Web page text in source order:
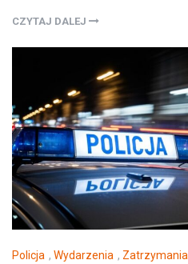
CZYTAJ DALEJ
Policja , Wydarzenia , Zatrzymania